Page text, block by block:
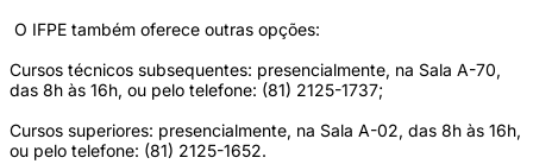
O IFPE também oferece outras opções:
Cursos técnicos subsequentes: presencialmente, na Sala A-70,
das 8h às 16h, ou pelo telefone: (81) 2125-1737;
Cursos superiores: presencialmente, na Sala A-02, das 8h às 16h,
ou pelo telefone: (81) 2125-1652.